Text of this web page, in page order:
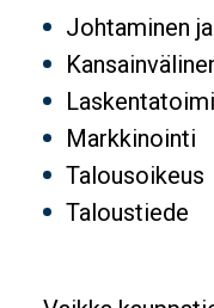
Johtaminen
Markkinointi
Talousoikeus
Taloustiede